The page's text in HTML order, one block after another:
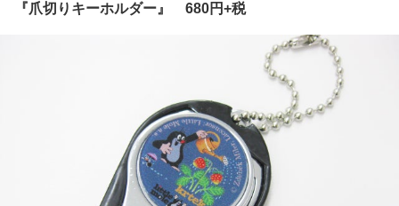
『爪切りキーホルダー』 680円+税